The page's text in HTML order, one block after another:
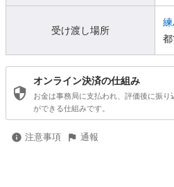
受け渡し場所
オンライン決済の仕組み
お金は事務局に支払われ、評価後に振り
ができる仕組みです。
注意事項 通報